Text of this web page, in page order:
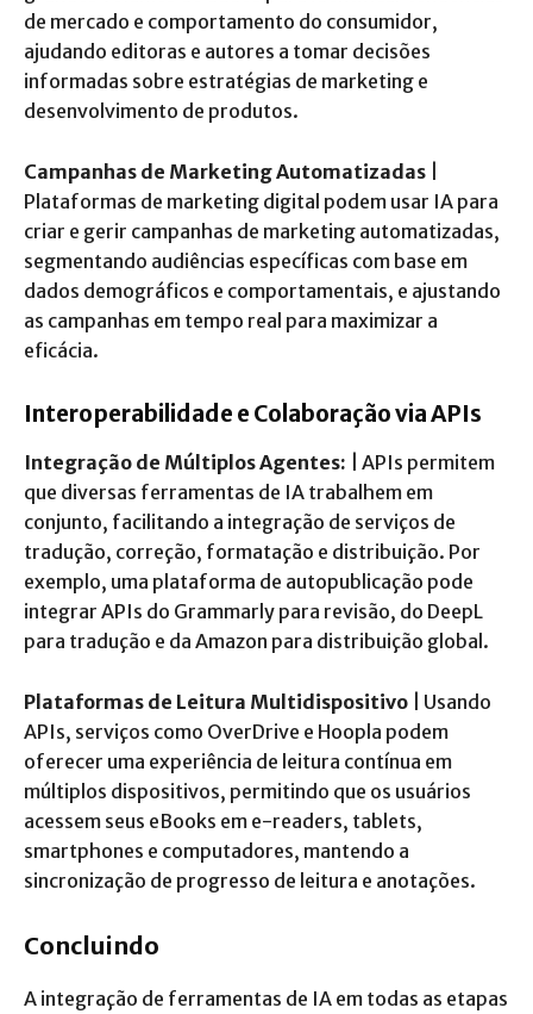
de mercado e comportamento do consumidor,
ajudando editoras e autores a tomar decisões
informadas sobre estratégias de marketing e
desenvolvimento de produtos.
Campanhas de Marketing Automatizadas
Plataformas de marketing digital podem usar IA para
criar e gerir campanhas de marketing automatizadas,
segmentando audiências específicas com base em
dados demográficos e comportamentais, e ajustando
as campanhas em tempo real para maximizar a
eficácia.
Interoperabilidade e Colaboração via APIs
Integração de Múltiplos Agentes: | APIs permitem
que diversas ferramentas de IA trabalhem em
conjunto, facilitando a integração de serviços de
tradução, correção, formatação e distribuição. Por
exemplo, uma plataforma de autopublicação pode
integrar APIs do Grammarly para revisão, do DeepL
para tradução e da Amazon para distribuição global.
Plataformas de Leitura Multidispositivo | Usando
APIs, serviços como OverDrive e Hoopla podem
oferecer uma experiência de leitura contínua em
múltiplos dispositivos, permitindo que os usuários
acessem seus eBooks em e-readers, tablets,
smartphones e computadores, mantendo a
sincronização de progresso de leitura e anotações.
Concluindo
A integração de ferramentas de IA em todas as etapas